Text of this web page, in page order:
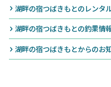
湖畔の宿つばきもとのレンタ
湖畔の宿つばきもとの釣果情
湖畔の宿つばきもとからのお